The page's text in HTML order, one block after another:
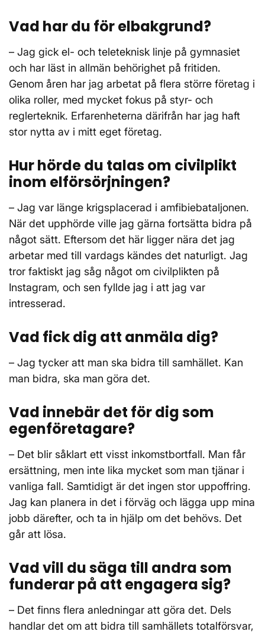
Vad har du för elbakgrund?
– Jag gick el- och teleteknisk linje på gymnasiet
och har läst in allmän behörighet på fritiden.
Genom åren har jag arbetat på flera större företag i
olika roller, med mycket fokus på styr- och
reglerteknik. Erfarenheterna därifrån har jag haft
stor nytta av i mitt eget företag.
Hur hörde du talas om civilplikt
inom elförsörjningen?
– Jag var länge krigsplacerad i amfibiebataljonen.
När det upphörde ville jag gärna fortsätta bidra på
något sätt. Eftersom det här ligger nära det jag
arbetar med till vardags kändes det naturligt. Jag
tror faktiskt jag såg något om civilplikten på
Instagram, och sen fyllde jag i att jag var
intresserad.
Vad fick dig att anmäla dig?
– Jag tycker att man ska bidra till samhället. Kan
man bidra, ska man göra det.
Vad innebär det för dig som
egenföretagare?
– Det blir såklart ett visst inkomstbortfall. Man får
ersättning, men inte lika mycket som man tjänar i
vanliga fall. Samtidigt är det ingen stor uppoffring.
Jag kan planera in det i förväg och lägga upp mina
jobb därefter, och ta in hjälp om det behövs. Det
går att lösa.
Vad vill du säga till andra som
funderar på att engagera sig?
– Det finns flera anledningar att göra det. Dels
handlar det om att bidra till samhällets totalförsvar,